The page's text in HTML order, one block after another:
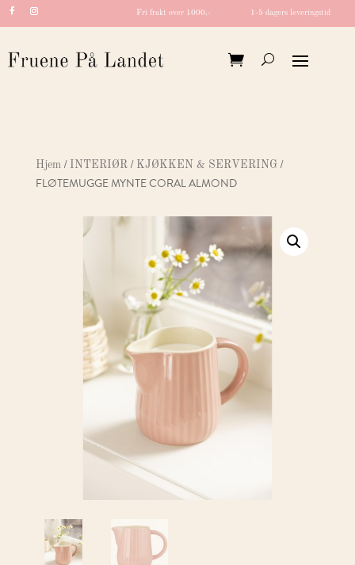
Fri frakt over 1000,- 1-5 dagers leveringstid
Hjem/ INTERIØR/ KJØKKEN & SERVERING/
FLØTEMUGGE MYNTE CORAL ALMOND